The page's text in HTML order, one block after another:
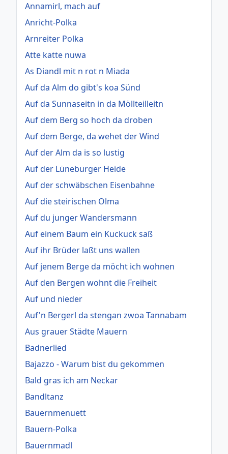
Annamirl, mach auf
Anricht-Polka
Arnreiter Polka
Atte katte nuwa
As Diandl mit n rot n Miada
Auf da Alm do gibt's koa Sünd
Auf da Sunnaseitn in da Möllteilleitn
Auf dem Berg so hoch da droben
Auf dem Berge, da wehet der Wind
Auf der Alm da is so lustig
Auf der Lüneburger Heide
Auf der schwäbschen Eisenbahne
Auf die steirischen Olma
Auf du junger Wandersmann
Auf einem Baum ein Kuckuck saß
Auf ihr Brüder laßt uns wallen
Auf jenem Berge da möcht ich wohnen
Auf den Bergen wohnt die Freiheit
Auf und nieder
Auf'n Bergerl da stengan zwoa Tannabam
Aus grauer Städte Mauern
Badnerlied
Bajazzo - Warum bist du gekommen
Bald gras ich am Neckar
Bandltanz
Bauernmenuett
Bauern-Polka
Bauernmadl